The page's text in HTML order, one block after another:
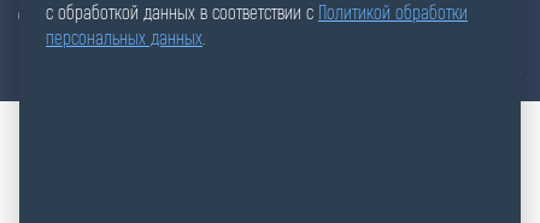
ПОЛИТИКА ОБРАБОТКИ ПЕРСОНАЛЬНЫХ ДАННЫХ
с обработкой данных в соответствии с Политикой обработки
персональных данных.